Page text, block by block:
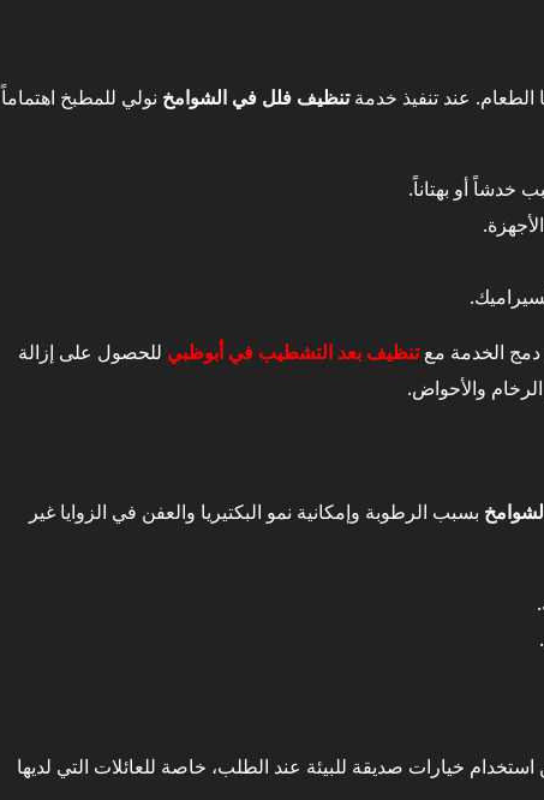
تنظيف فلل في الشوامخ؟
الأخطاء لتحافظ على فيلتك
الطعام. عند تنفيذ خدمةتنظيف فلل في الشوامخ نولي للمطبخ اهتماماً
خدشاً أو بهتاناً.
دمج الخدمة معتنظيف بعد التشطيب في أبوظبي للحصول على إزالة
والأحواض.
بسبب الرطوبة وإمكانية نمو البكتيريا والعفن في الزوايا غير
خيارات صديقة للبيئة عند الطلب، خاصة للعائلات التي لديها